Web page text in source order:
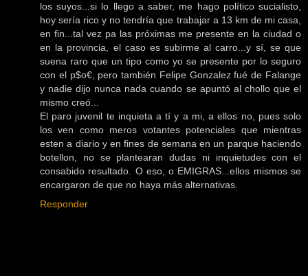
los suyos...si lo llego a saber, me hago político sucialisto,
hoy sería rico y no tendría que trabajar a 13 km de mi casa,
en fin...tal vez pa las próximas me presente en la ciudad o
en la provincia, el caso es subirme al carro...y sí, se que
suena raro que un tipo como yo se presente por lo seguro
con el p$o€, pero también Felipe Gonzalez fué de Falange
y nadie dijo nunca nada cuando se apuntó al chollo que el
mismo creó...
El paro juvenil te inquieta a tí y a mi, a ellos no, pues solo
los ven como meros votantes potenciales que mientras
esten a diario y en fines de semana en un parque haciendo
botellon, no se plantearan dudas ni inquietudes con el
consabido resultado. O eso, o EMIGRAS...ellos mismos se
encargaron de que no haya más alternativas.
Responder